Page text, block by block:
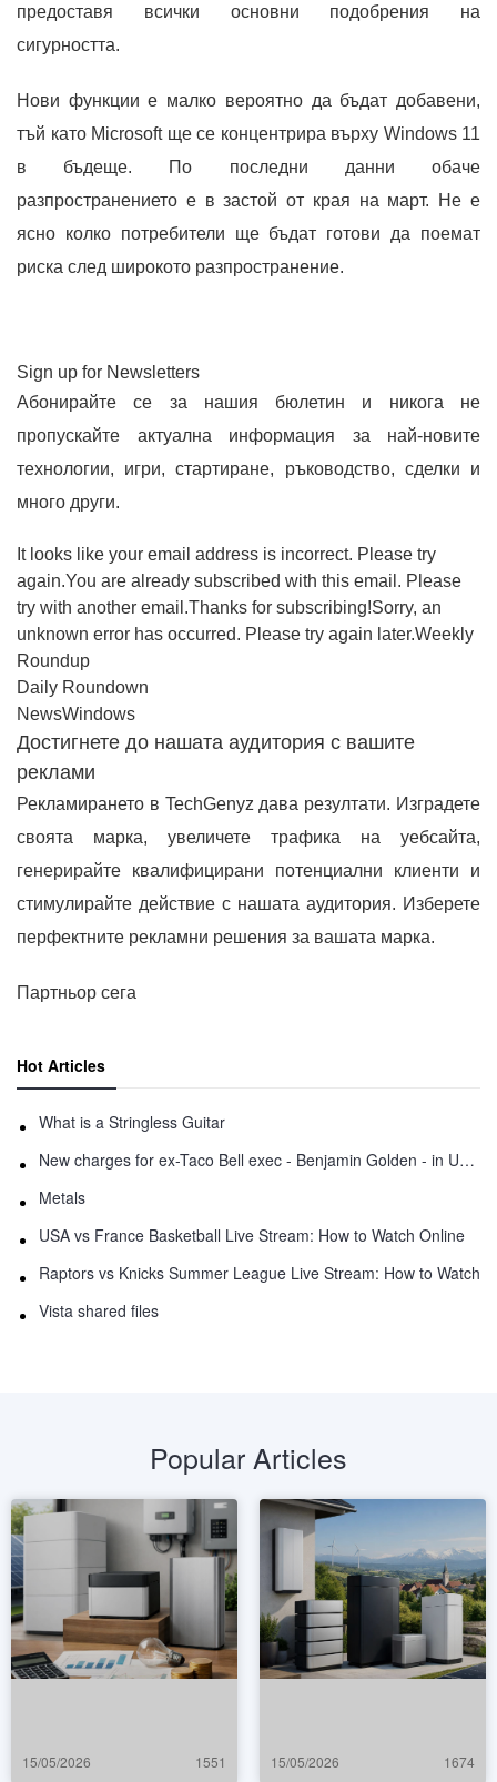
предоставя всички основни подобрения на
сигурността.
Нови функции е малко вероятно да бъдат добавени,
тъй като Microsoft ще се концентрира върху Windows 11
в бъдеще. По последни данни обаче
разпространението е в застой от края на март. Не е
ясно колко потребители ще бъдат готови да поемат
риска след широкото разпространение.
Sign up for Newsletters
Абонирайте се за нашия бюлетин и никога не
пропускайте актуална информация за най-новите
технологии, игри, стартиране, ръководство, сделки и
много други.
It looks like your email address is incorrect. Please try
again.You are already subscribed with this email. Please
try with another email.Thanks for subscribing!Sorry, an
unknown error has occurred. Please try again later.Weekly
Roundup
Daily Roundown
NewsWindows
Достигнете до нашата аудитория с вашите
реклами
Рекламирането в TechGenyz дава резултати. Изградете
своята марка, увеличете трафика на уебсайта,
генерирайте квалифицирани потенциални клиенти и
стимулирайте действие с нашата аудитория. Изберете
перфектните рекламни решения за вашата марка.
Партньор сега
Hot Articles
What is a Stringless Guitar
New charges for ex-Taco Bell exec - Benjamin Golden - in Uber fracas
Metals
USA vs France Basketball Live Stream: How to Watch Online
Raptors vs Knicks Summer League Live Stream: How to Watch
Vista shared files
Popular Articles
15/05/2026 1551 15/05/2026 1674